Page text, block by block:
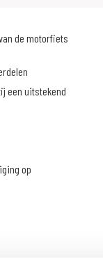
de motorfiets
een uitstekend
op